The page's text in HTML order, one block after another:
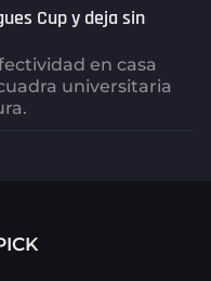
Cup y deja sin
en casa
universitaria